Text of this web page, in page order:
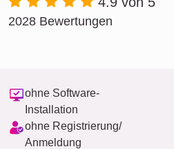
2028 Bewertungen
ohne Software-
Installation
ohne Registrierung/
Anmeldung